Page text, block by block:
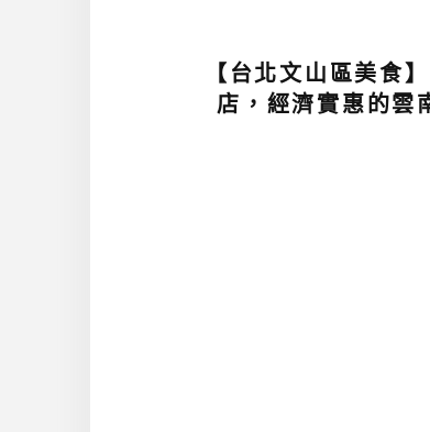
【台北文山區美食
店，經濟實惠的雲